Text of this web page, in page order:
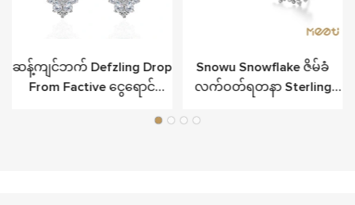
ဆန့်ကျင်ဘက် Defzling Drop
From Factive ငွေရောင်
Snowu Snowflake ဇိမ်ခံ
လက်ဝတ်ရတနာ Sterling